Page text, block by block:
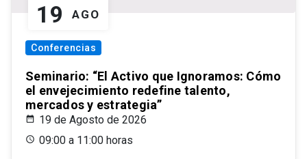
19 AGO
Conferencias
Seminario: “El Activo que Ignoramos: Cómo
el envejecimiento redefine talento,
mercados y estrategia”
19 de Agosto de 2026
09:00 a 11:00 horas